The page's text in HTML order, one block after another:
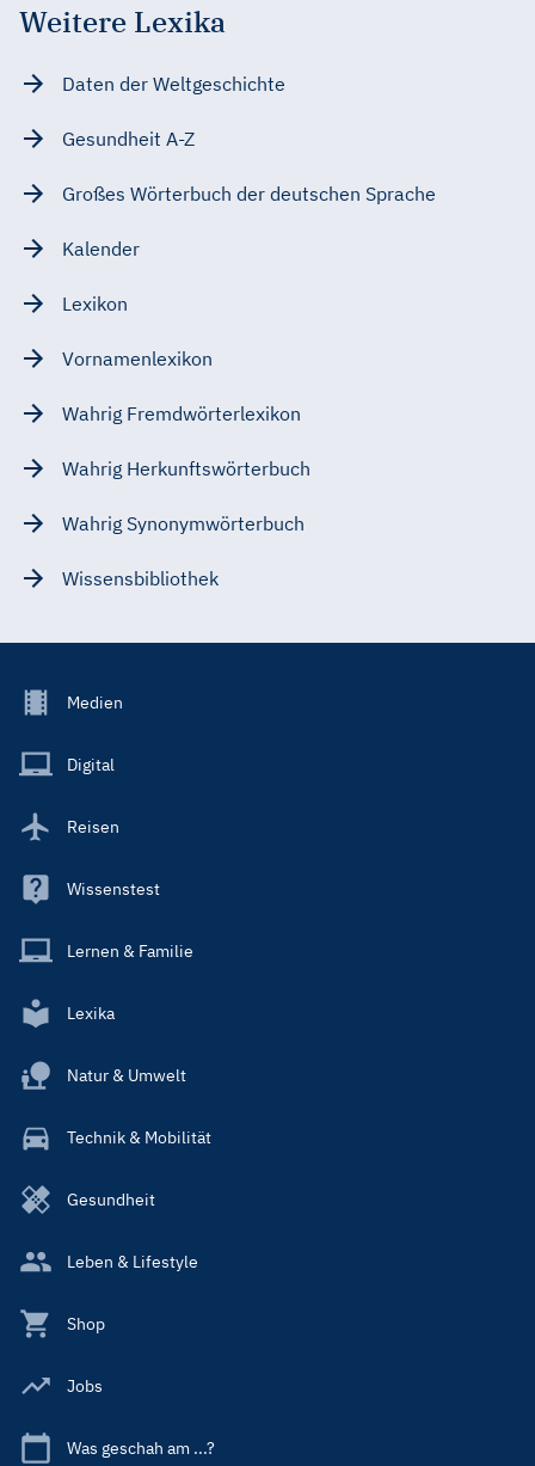
Weitere Lexika
Daten der Weltgeschichte
Gesundheit A-Z
Großes Wörterbuch der deutschen Sprache
Kalender
Lexikon
Vornamenlexikon
Wahrig Fremdwörterlexikon
Wahrig Herkunftswörterbuch
Wahrig Synonymwörterbuch
Wissensbibliothek
Footer
Main
Medien
Digital
Reisen
Wissenstest
Lernen & Familie
Lexika
Natur & Umwelt
Technik & Mobilität
Gesundheit
Leben & Lifestyle
Shop
Jobs
Was geschah am ...?